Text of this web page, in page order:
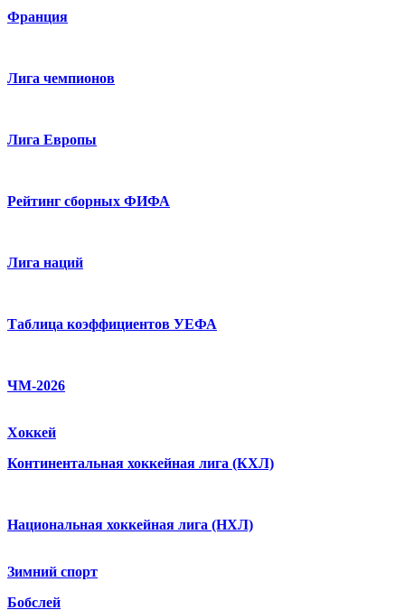
Франция
Лига чемпионов
Лига Европы
Рейтинг сборных ФИФА
Лига наций
Таблица коэффициентов УЕФА
ЧМ-2026
Хоккей
Континентальная хоккейная лига (КХЛ)
Национальная хоккейная лига (НХЛ)
Зимний спорт
Бобслей